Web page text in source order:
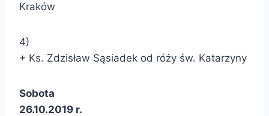
Kraków
4)
+ Ks. Zdzisław Sąsiadek od róży św. Katarzyny
Sobota
26.10.2019 r.